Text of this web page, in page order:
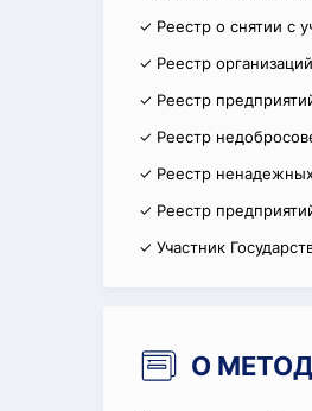
✓ Реестр о снятии с
✓ Реестр
✓ Реестр
✓ Реестр
✓ Реестр
✓ Реестр
✓ Участник
О